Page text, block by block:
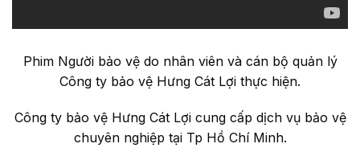
Phim Người bảo vệ do nhân viên và cán bộ quản lý
Công ty bảo vệ Hưng Cát Lợi thực hiện.
Công ty bảo vệ Hưng Cát Lợi cung cấp dịch vụ bảo vệ
chuyên nghiệp tại Tp Hồ Chí Minh.